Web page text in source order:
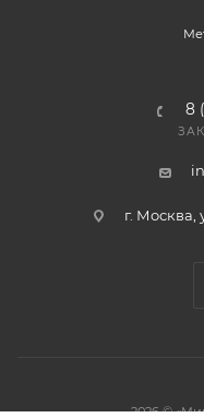
8
г. Москва,
2026 ©